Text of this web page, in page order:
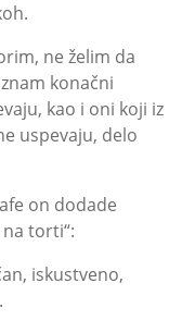
ne želim da
konačni
kao i oni koji iz
uspevaju, delo
on dodade
torti“:
iskustveno,